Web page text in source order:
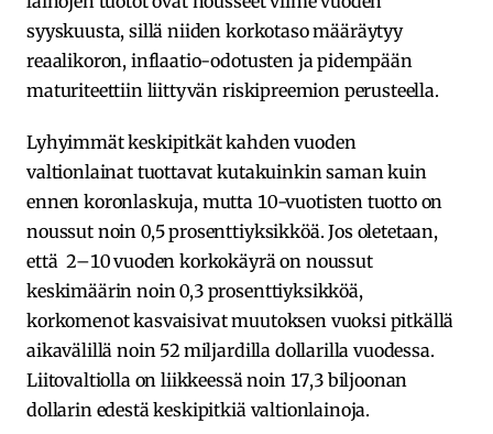
syyskuusta, sillä niiden korkotaso määräytyy
reaalikoron, inflaatio-odotusten ja pidempään
maturiteettiin liittyvän riskipreemion perusteella.
Lyhyimmät keskipitkät kahden vuoden
valtionlainat tuottavat kutakuinkin saman kuin
ennen koronlaskuja, mutta 10-vuotisten tuotto on
noussut noin 0,5 prosenttiyksikköä. Jos oletetaan,
että 2–10 vuoden korkokäyrä on noussut
keskimäärin noin 0,3 prosenttiyksikköä,
korkomenot kasvaisivat muutoksen vuoksi pitkällä
aikavälillä noin 52 miljardilla dollarilla vuodessa.
Liitovaltiolla on liikkeessä noin 17,3 biljoonan
dollarin edestä keskipitkiä valtionlainoja.